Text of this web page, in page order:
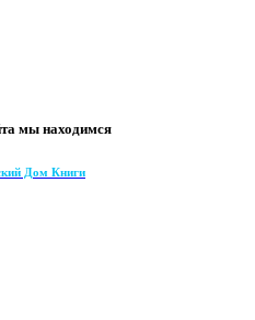
мы находимся
Дом Книги